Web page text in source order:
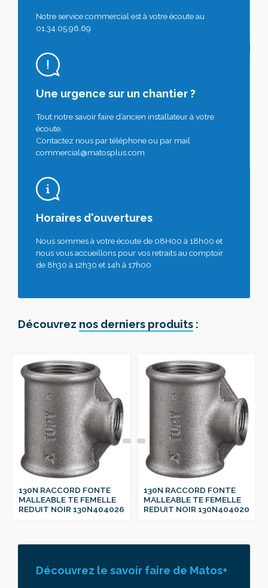
Notre service commercial est à votre écoute au
01.34.05.96.69
Une urgence sur un chantier ?
Tout notre savoir faire d’ancien installateur à votre
écoute.
Contactez nous par téléphone ou par mail
commercial@matosplus.com
Horaires d'ouvertures
Nous sommes à votre écoute de 08H00 à 18h00 et
nous vous accueillons pour vos retraits au comptoir
de 8h30 à 12h30 et 14h à 17h00
Découvrez nos derniers produits :
130N RACCORD FONTE
MALLEABLE TE FEMELLE
REDUIT NOIR 130N404026
130N RACCORD FONTE
MALLEABLE TE FEMELLE
REDUIT NOIR 130N404020
Découvrez le savoir faire de Matos+